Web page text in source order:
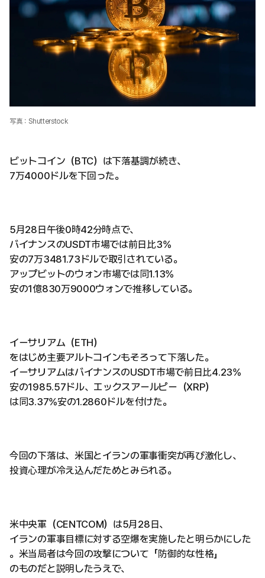
写真：Shutterstock
ビットコイン（BTC）は下落基調が続き、
7万4000ドルを下回った。
5月28日午後0時42分時点で、
バイナンスのUSDT市場では前日比3%
安の7万3481.73ドルで取引されている。
アップビットのウォン市場では同1.13%
安の1億830万9000ウォンで推移している。
イーサリアム（ETH）
をはじめ主要アルトコインもそろって下落した。
イーサリアムはバイナンスのUSDT市場で前日比4.23%
安の1985.57ドル、エックスアールピー（XRP）
は同3.37%安の1.2860ドルを付けた。
今回の下落は、米国とイランの軍事衝突が再び激化し、
投資心理が冷え込んだためとみられる。
米中央軍（CENTCOM）は5月28日、
イランの軍事目標に対する空爆を実施したと明らかにした
。米当局者は今回の攻撃について「防御的な性格」
のものだと説明したうえで、